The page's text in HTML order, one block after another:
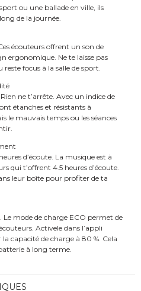
ou une ballade en ville, ils
de la journée.
écouteurs offrent un son de
ergonomique. Ne te laisse pas
focus à la salle de sport.
ne t’arrête. Avec un indice de
étanches et résistants à
le mauvais temps ou les séances
d’écoute. La musique est à
qui t’offrent 4.5 heures d’écoute.
leur boîte pour profiter de ta
Le mode de charge ECO permet de
Activele dans l’appli
capacité de charge à 80 %. Cela
à long terme.